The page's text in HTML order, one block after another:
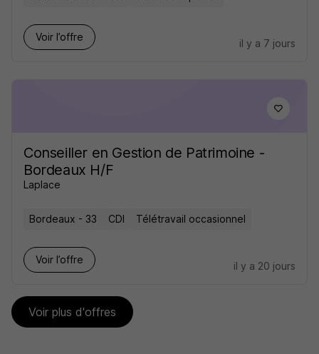
Voir l’offre
il y a 7 jours
Conseiller en Gestion de Patrimoine -
Bordeaux H/F
Laplace
Bordeaux - 33 CDI Télétravail occasionnel
Voir l’offre
il y a 20 jours
Voir plus d'offres